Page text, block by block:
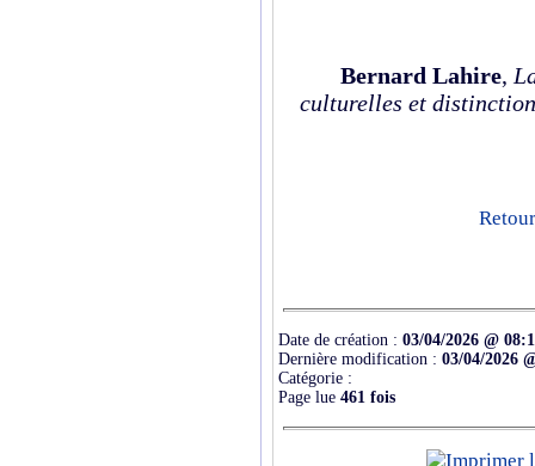
Bernard Lahire,
culturelles et
Date de création : 03/04/2026 @
Dernière modification : 03/04/2026
Catégorie :
Page lue 461 fois